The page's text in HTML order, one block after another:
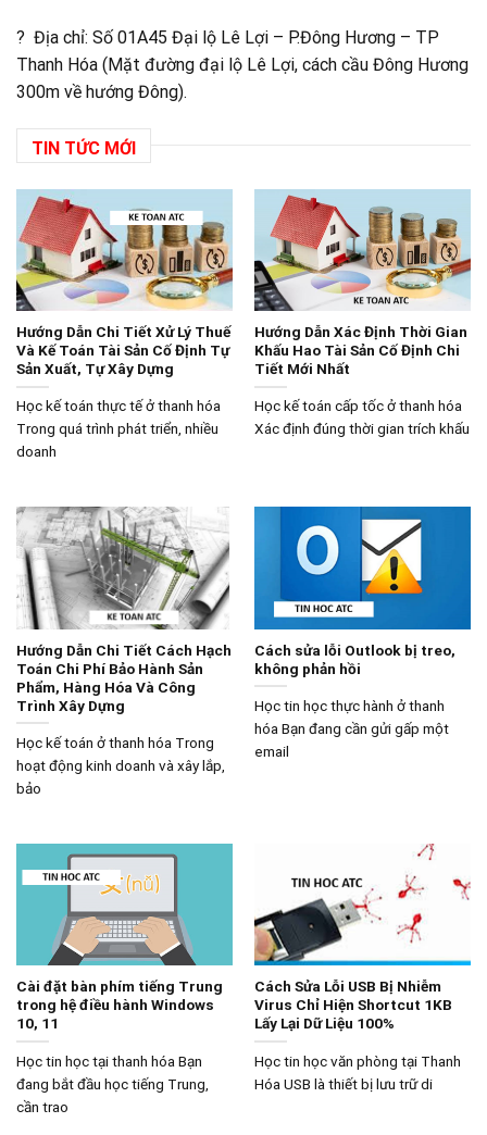
? Địa chỉ: Số 01A45 Đại lộ Lê Lợi – P.Đông Hương – TP
Thanh Hóa (Mặt đường đại lộ Lê Lợi, cách cầu Đông Hương
300m về hướng Đông).
TIN TỨC MỚI
Hướng Dẫn Chi Tiết Xử Lý Thuế
Và Kế Toán Tài Sản Cố Định Tự
Sản Xuất, Tự Xây Dựng
Học kế toán thực tế ở thanh hóa
Trong quá trình phát triển, nhiều
doanh
Hướng Dẫn Xác Định Thời Gian
Khấu Hao Tài Sản Cố Định Chi
Tiết Mới Nhất
Học kế toán cấp tốc ở thanh hóa
Xác định đúng thời gian trích khấu
Hướng Dẫn Chi Tiết Cách Hạch
Toán Chi Phí Bảo Hành Sản
Phẩm, Hàng Hóa Và Công
Trình Xây Dựng
Học kế toán ở thanh hóa Trong
hoạt động kinh doanh và xây lắp,
bảo
Cách sửa lỗi Outlook bị treo,
không phản hồi
Học tin học thực hành ở thanh
hóa Bạn đang cần gửi gấp một
email
Cài đặt bàn phím tiếng Trung
trong hệ điều hành Windows
10, 11
Học tin học tại thanh hóa Bạn
đang bắt đầu học tiếng Trung,
cần trao
Cách Sửa Lỗi USB Bị Nhiễm
Virus Chỉ Hiện Shortcut 1KB
Lấy Lại Dữ Liệu 100%
Học tin học văn phòng tại Thanh
Hóa USB là thiết bị lưu trữ di